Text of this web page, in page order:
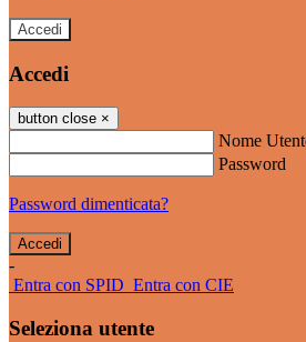
Accedi
Accedi
button close ×
Nome
Password
Password dimenticata?
-
Entra con SPID Entra con CIE
Seleziona utente